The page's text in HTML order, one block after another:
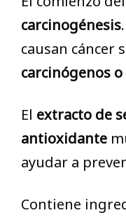
carcinogénesis
causan cáncer
carcinógenos
El extracto de
antioxidante
ayudar a
Contiene